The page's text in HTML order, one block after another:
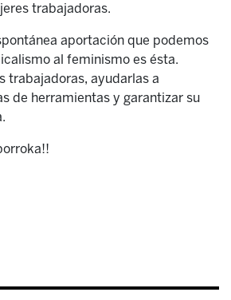
trabajadoras.
aportación que podemos
al feminismo es ésta.
trabajadoras, ayudarlas a
de herramientas y garantizar su